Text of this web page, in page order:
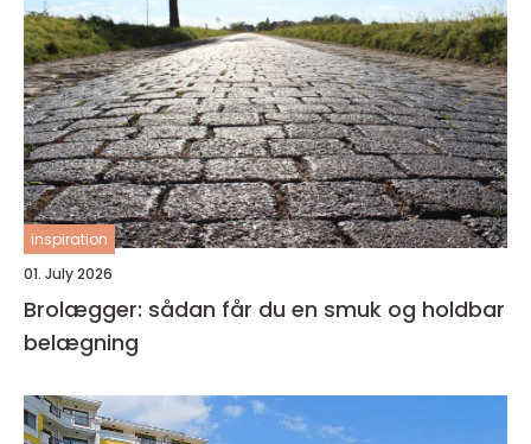
inspiration
01. July 2026
Brolægger: sådan får du en smuk og holdbar
belægning